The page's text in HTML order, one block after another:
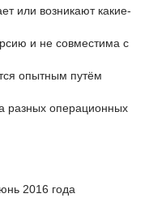
или возникают какие-
и не совместима с
опытным путём
разных операционных
2016 года